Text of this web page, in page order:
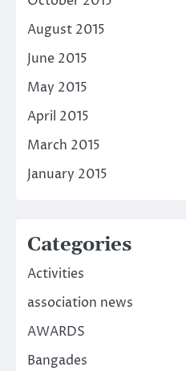
August 2015
June 2015
May 2015
April 2015
March 2015
January 2015
Categories
Activities
association news
AWARDS
Bangades